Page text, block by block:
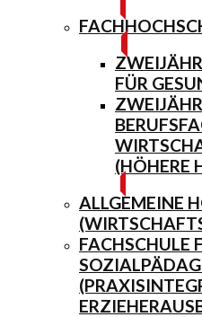
FÜR
(HÖHERE
ALLGEMEINE
FACHSCHULE